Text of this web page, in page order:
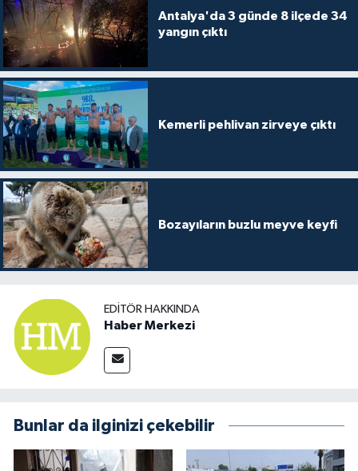
Antalya'da 3 günde 8 ilçede 34
yangın çıktı
Kemerli pehlivan zirveye çıktı
Bozayıların buzlu meyve keyfi
EDITÖR HAKKINDA
Haber Merkezi
Bunlar da ilginizi çekebilir